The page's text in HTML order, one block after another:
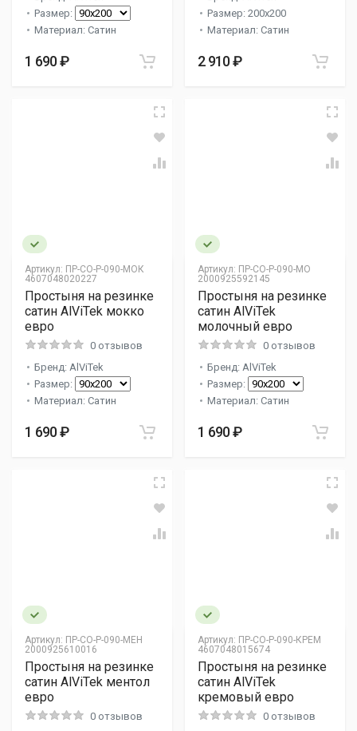
Размер:
Материал: Сатин
1 690 ₽
Размер: 200x200
Материал: Сатин
2 910 ₽
Артикул: ПР-СО-Р-090-МОК
4607048020227
Простыня на резинке
сатин AlViTek мокко
евро
0 отзывов
Бренд: AlViTek
Размер:
Материал: Сатин
1 690 ₽
Артикул: ПР-СО-Р-090-МО
2000925592145
Простыня на резинке
сатин AlViTek
молочный евро
0 отзывов
Бренд: AlViTek
Размер:
Материал: Сатин
1 690 ₽
Артикул: ПР-СО-Р-090-МЕН
2000925610016
Простыня на резинке
сатин AlViTek ментол
евро
0 отзывов
Артикул: ПР-СО-Р-090-КРЕМ
4607048015674
Простыня на резинке
сатин AlViTek
кремовый евро
0 отзывов